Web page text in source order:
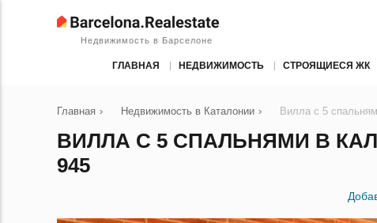
Недвижимость в Барселоне
ГЛАВНАЯ НЕДВИЖИМОСТЬ СТРОЯЩИЕСЯ ЖК
Главная › Недвижимость в Каталонии › Вилла с 5
ВИЛЛА С 5 СПАЛЬНЯМИ В
945